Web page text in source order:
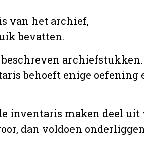
van het archief,
bevatten.
archiefstukken.
behoeft enige oefening
inventaris maken deel uit
dan voldoen